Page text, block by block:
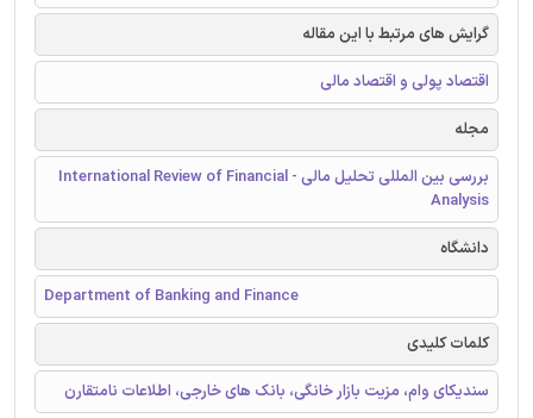
گرایش های مرتبط با این مقاله
اقتصاد پولی و اقتصاد مالی
مجله
بررسی بین المللی تحلیل مالی - International Review of Financial
Analysis
دانشگاه
Department of Banking and Finance
کلمات کلیدی
سندیکای وام، مزیت بازار خانگی، بانک های خارجی، اطلاعات نامتقارن